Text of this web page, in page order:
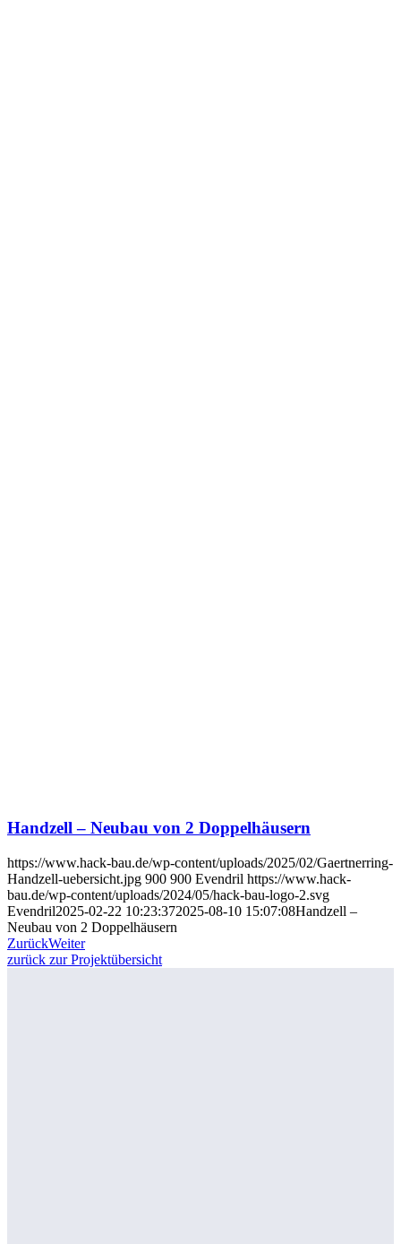
Handzell – Neubau von 2 Doppelhäusern
https://www.hack-bau.de/wp-content/uploads/2025/02/Gaertnerring-
Handzell-uebersicht.jpg 900 900 Evendril https://www.hack-
bau.de/wp-content/uploads/2024/05/hack-bau-logo-2.svg
Evendril2025-02-22 10:23:372025-08-10 15:07:08Handzell –
Neubau von 2 Doppelhäusern
ZurückWeiter
zurück zur Projektübersicht